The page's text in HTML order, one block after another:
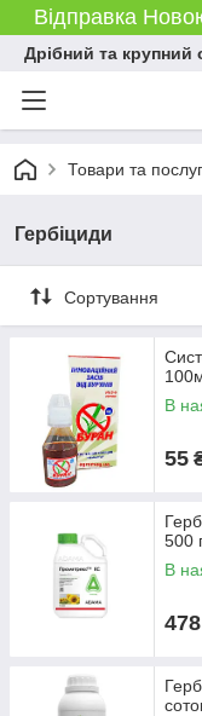
Відправка
Дрібний та крупний
Товари та
Гербіциди
Сортування
В
55
500
В
478